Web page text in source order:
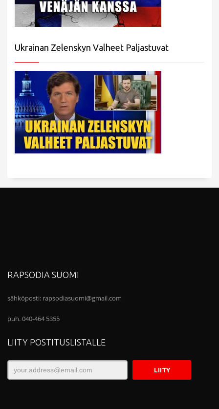
Ukrainan Zelenskyn Valheet Paljastuvat
RAPSODIA SUOMI
sähköposti: rapsodiasuomi@gmail.com
puh. 040-464 5355
LIITY POSTITUSLISTALLE